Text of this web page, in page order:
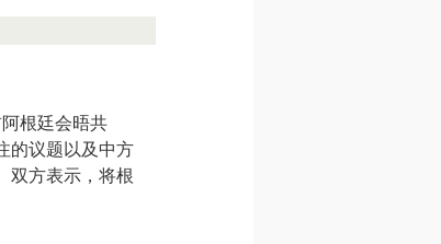
根廷会晤共
的议题以及中方
双方表示，将根